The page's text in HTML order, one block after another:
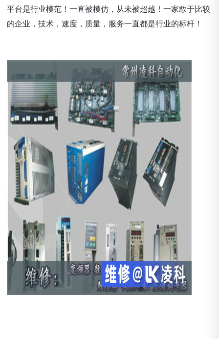
平台是行业模范！一直被模仿，从未被超越！一家敢于比较
的企业，技术，速度，质量，服务一直都是行业的标杆！